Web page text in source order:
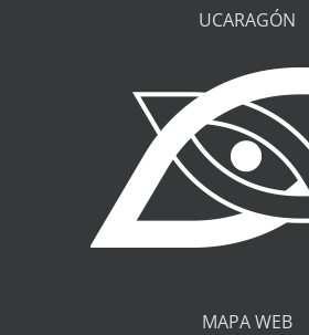
UCARAGÓN
MAPA WEB